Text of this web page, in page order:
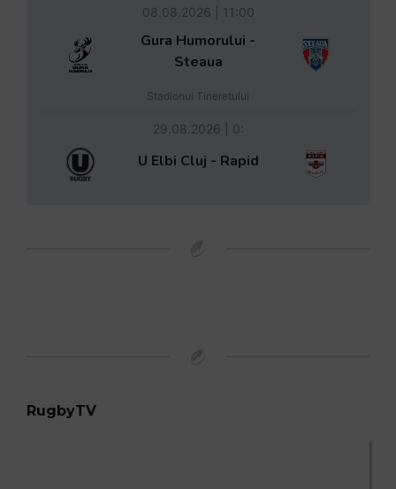
08.08.2026 | 11:00
Gura Humorului -
Steaua
Stadionul Tineretului
29.08.2026 | 0:
U Elbi Cluj - Rapid
RugbyTV